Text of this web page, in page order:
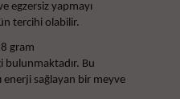
egzersiz yapmayı
tercihi olabilir.
gram
bulunmaktadır. Bu
enerji sağlayan bir meyve